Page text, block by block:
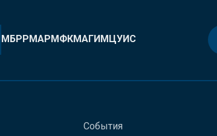
МБРРМАРМФКМАГИМЦУИС
События